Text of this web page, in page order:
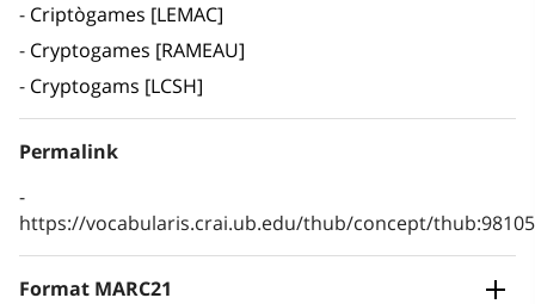
Criptògames [LEMAC]
Cryptogames [RAMEAU]
Cryptogams [LCSH]
Permalink
https://vocabularis.crai.ub.edu/thub/concept/
Format MARC21